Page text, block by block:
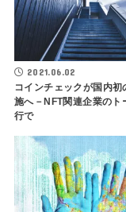
2021.06.02
コインチェックが国内初
施へ－NFT関連企業のト
行で